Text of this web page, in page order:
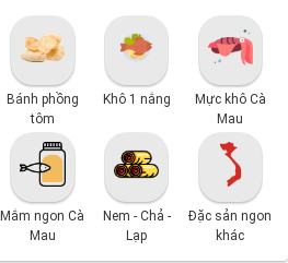
Bánh phồng
tôm
Khô 1 nắng
Mực khô Cà
Mau
Mắm ngon Cà
Mau
Nem - Chả -
Lạp
Đặc sản ngon
khác